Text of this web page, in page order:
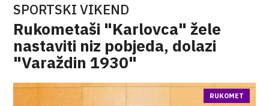
SPORTSKI VIKEND
Rukometaši "Karlovca" žele
nastaviti niz pobjeda, dolazi
"Varaždin 1930"
RUKOMET